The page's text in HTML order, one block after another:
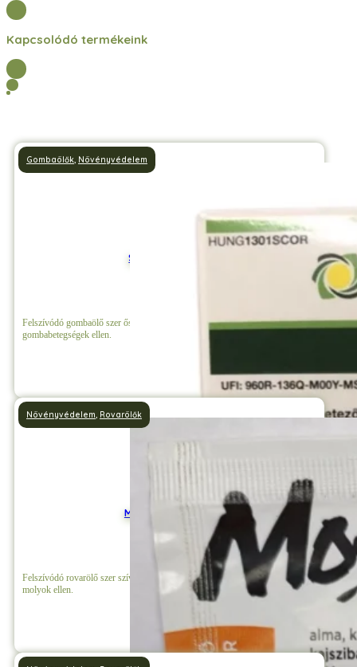
Kapcsolódó termékeink
Score 250 EC 0,1 l
Felszívódó gombaölő szer őszibarack levélfodrosodás, varasodás és egyéb
gombabetegségek ellen.
Gombaölők, Növényvédelem
Mospilan 20 SG 4 g
Felszívódó rovarölő szer szívó- és rágó kártevők, levéltetvek, pajzstetvek,
molyok ellen.
Növényvédelem, Rovarölők